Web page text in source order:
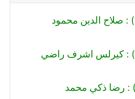
المراسم رقم (233) : صلاح الدين محمود
المراسم رقم (232) : كيرلس اشرف راضي